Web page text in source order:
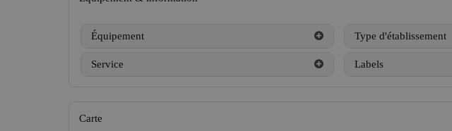
Équipement Type d'établissement
Service Labels
Carte